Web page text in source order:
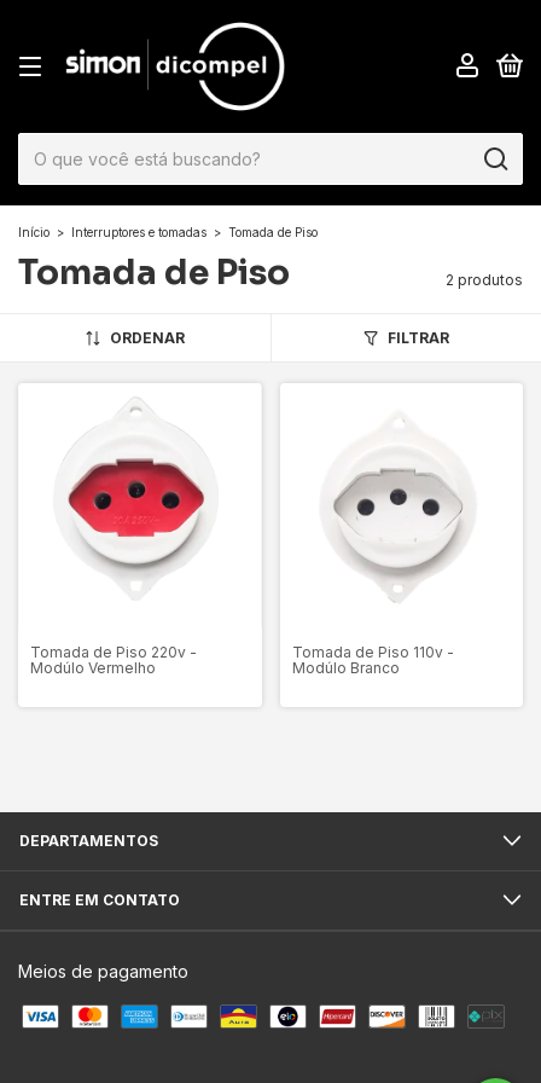
Início > Interruptores e tomadas > Tomada de Piso
Tomada de Piso 2 produtos
ORDENAR FILTRAR
Tomada de Piso 220v -
Modúlo Vermelho
Tomada de Piso 110v -
Modúlo Branco
DEPARTAMENTOS
ENTRE EM CONTATO
Meios de pagamento